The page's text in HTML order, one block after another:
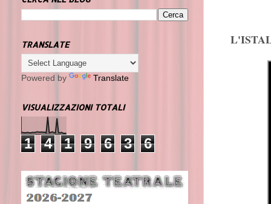
TRANSLATE
Powered by Translate
VISUALIZZAZIONI TOTALI
1 4 1 9 6 3 6